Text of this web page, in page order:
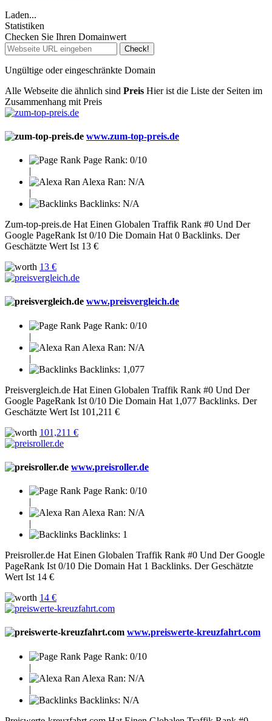
Laden...
Statistiken
Checken Sie Ihren Domainwert
Check!
Ungültige oder eingeschränkte Domain
Alle Webseite die ähnlich sind Preis Hier ist die Liste der Seiten im
Zusammenhang mit Preis
www.zum-top-preis.de
Page Rank: 0/10
|
Alexa Ran: N/A
|
Backlinks: N/A
Zum-top-preis.de Hat Einen Globalen Traffik Rank #0 Und Der
Google PageRank Ist 0/10 Die Domain Hat 0 Backlinks. Der
Geschätzte Wert Ist 13 €
13 €
www.preisvergleich.de
Page Rank: 0/10
|
Alexa Ran: N/A
|
Backlinks: 1,077
Preisvergleich.de Hat Einen Globalen Traffik Rank #0 Und Der
Google PageRank Ist 0/10 Die Domain Hat 1,077 Backlinks. Der
Geschätzte Wert Ist 101,211 €
101,211 €
www.preisroller.de
Page Rank: 0/10
|
Alexa Ran: N/A
|
Backlinks: 1
Preisroller.de Hat Einen Globalen Traffik Rank #0 Und Der Google
PageRank Ist 0/10 Die Domain Hat 1 Backlinks. Der Geschätzte
Wert Ist 14 €
14 €
www.preiswerte-kreuzfahrt.com
Page Rank: 0/10
|
Alexa Ran: N/A
|
Backlinks: N/A